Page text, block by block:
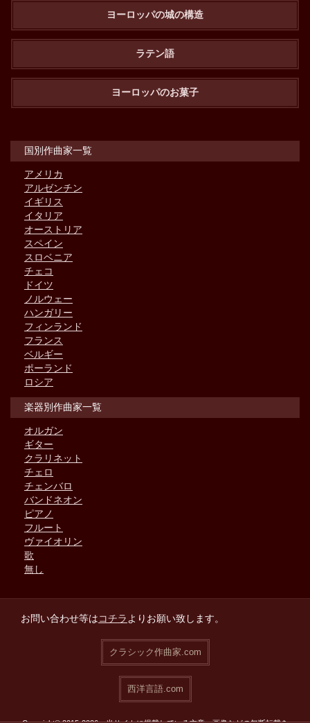
ヨーロッパの城の構造
ラテン語
ヨーロッパのお菓子
国別作曲家一覧
アメリカ
アルゼンチン
イギリス
イタリア
オーストリア
スペイン
スロベニア
チェコ
ドイツ
ノルウェー
ハンガリー
フィンランド
フランス
ベルギー
ポーランド
ロシア
楽器別作曲家一覧
オルガン
ギター
クラリネット
チェロ
チェンバロ
バンドネオン
ピアノ
フルート
ヴァイオリン
歌
無し
お問い合わせ等はコチラ よりお願い致します。
クラシック作曲家.com
西洋言語.com